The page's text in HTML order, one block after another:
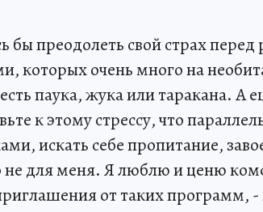
бы преодолеть свой страх
которых очень много на
паука, жука или таракана. А
к этому стрессу, что
искать себе пропитание,
не для меня. Я люблю и ценю
от таких программ,